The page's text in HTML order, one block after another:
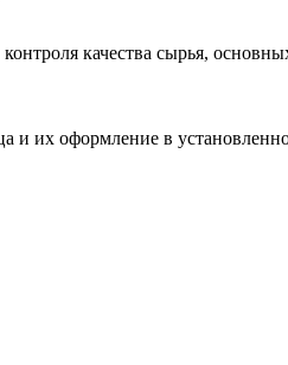
качества сырья,
и их оформление в